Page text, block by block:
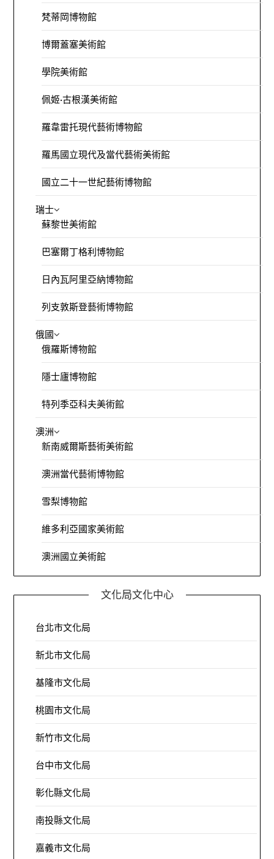
梵蒂岡博物館
博爾蓋塞美術館
學院美術館
佩姬·古根漢美術館
羅韋雷托現代藝術博物館
羅馬國立現代及當代藝術美術館
國立二十一世紀藝術博物館
瑞士
蘇黎世美術館
巴塞爾丁格利博物館
日內瓦阿里亞納博物館
列支敦斯登藝術博物館
俄國
俄羅斯博物館
隱士廬博物館
特列季亞科夫美術館
澳洲
新南威爾斯藝術美術館
澳洲當代藝術博物館
雪梨博物館
維多利亞國家美術館
澳洲國立美術館
文化局文化中心
台北市文化局
新北市文化局
基隆市文化局
桃園市文化局
新竹市文化局
台中市文化局
彰化縣文化局
南投縣文化局
嘉義市文化局